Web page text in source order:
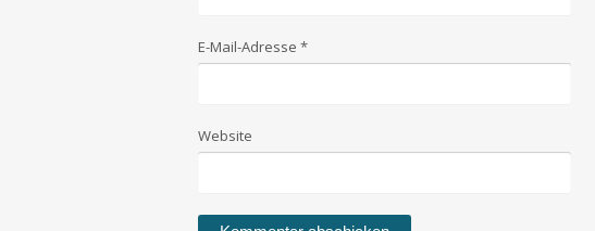
E-Mail-Adresse *
Website